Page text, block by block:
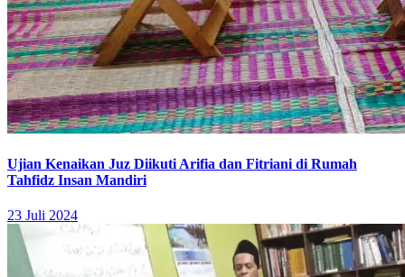
Ujian Kenaikan Juz Diikuti Arifia dan Fitriani di Rumah
Tahfidz Insan Mandiri
23 Juli 2024